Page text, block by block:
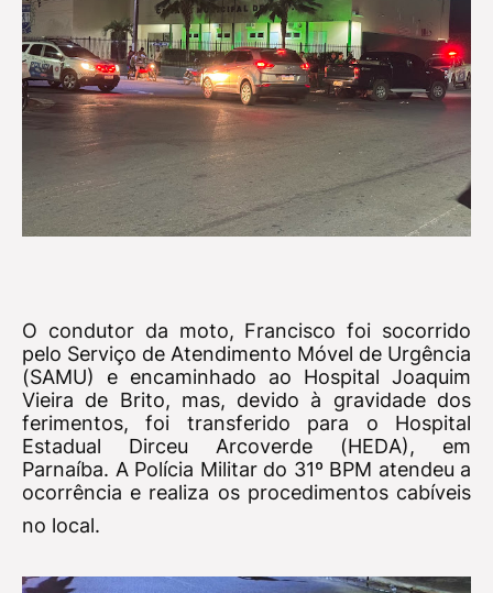
O condutor da moto, Francisco foi socorrido
pelo Serviço de Atendimento Móvel de Urgência
(SAMU) e encaminhado ao Hospital Joaquim
Vieira de Brito, mas, devido à gravidade dos
ferimentos, foi transferido para o Hospital
Estadual Dirceu Arcoverde (HEDA), em
Parnaíba. A Polícia Militar do 31º BPM atendeu a
ocorrência e realiza os procedimentos cabíveis
no local.